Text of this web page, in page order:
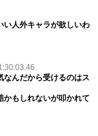
い人外キャラが欲しいわ
なんだから受けるのはス
かもしれないが叩かれて